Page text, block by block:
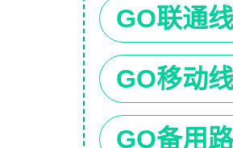
GO联通
GO移动
GO备用